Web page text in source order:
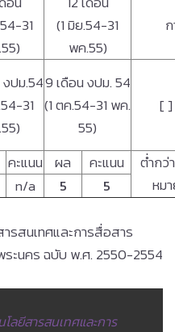
31
(1 มิย.54-31
พค.55)
ปม.54
31
9 เดือน งปม. 54
(1 ตค.54-31 พค.
55)
[ ]
คะแนน ผล คะแนน
ต่ำกว่
หม
n/a 5
5
รสนเทศและการสื่อสาร
ระนคร ฉบับ พ.ศ. 2550-2554
ลยีสารสนเทศและการ